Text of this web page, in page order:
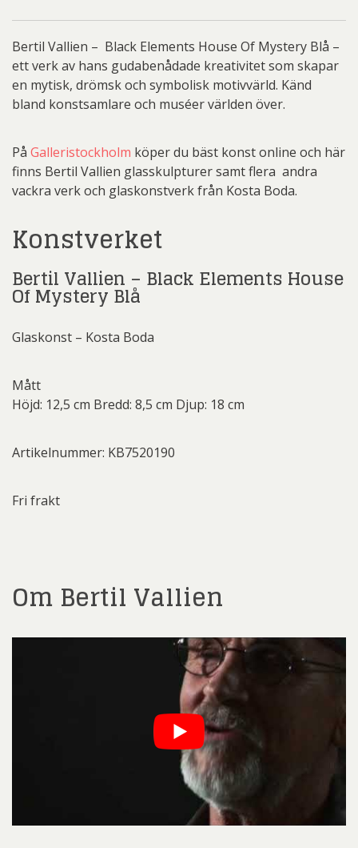
Bertil Vallien – Black Elements House Of Mystery Blå –
ett verk av hans gudabenådade kreativitet som skapar
en mytisk, drömsk och symbolisk motivvärld. Känd
bland konstsamlare och muséer världen över.
På Galleristockholm köper du bäst konst online och här
finns Bertil Vallien glasskulpturer samt flera andra
vackra verk och glaskonstverk från Kosta Boda.
Konstverket
Bertil Vallien – Black Elements House
Of Mystery Blå
Glaskonst – Kosta Boda
Mått
Höjd: 12,5 cm Bredd: 8,5 cm Djup: 18 cm
Artikelnummer: KB7520190
Fri frakt
Om Bertil Vallien